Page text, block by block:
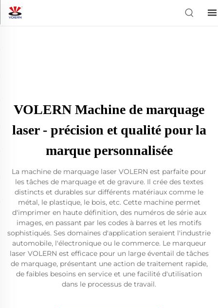
VOLERN Machine de marquage
laser - précision et qualité pour la
marque personnalisée
La machine de marquage laser VOLERN est parfaite pour
les tâches de marquage et de gravure. Il crée des textes
distincts et durables sur différents matériaux comme le
métal, le plastique, le bois, etc. Cette machine permet
d'imprimer en haute définition, des numéros de série aux
images, en passant par les codes à barres et les motifs
sophistiqués. Ses domaines d'application seraient l'industrie
automobile, l'électronique ou le commerce. Le marqueur
laser VOLERN est efficace pour un large éventail de tâches
de marquage, présentant une action de traitement rapide,
de faibles besoins en service et une facilité d'utilisation
dans le processus de travail.